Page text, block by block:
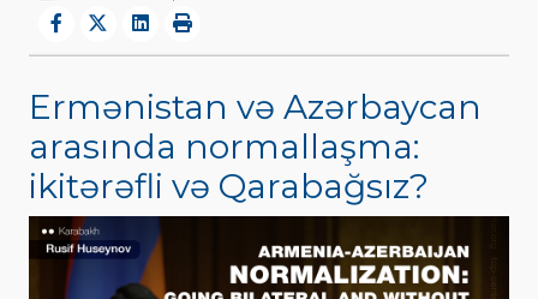
Ermənistan və Azərbaycan
arasında normallaşma:
ikitərəfli və Qarabağsız?